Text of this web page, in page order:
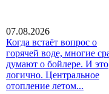
07.08.2026
Когда встаёт вопрос о
горячей воде, многие
думают о бойлере. И это
логично. Центральное
отопление летом...